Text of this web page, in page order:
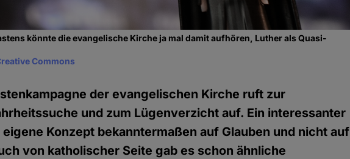
könnte die evangelische Kirche ja mal damit aufhören, Luther als Quasi-
Commons
der evangelischen Kirche ruft zur
und zum Lügenverzicht auf. Ein interessanter
Konzept bekanntermaßen auf Glauben und nicht auf
von katholischer Seite gab es schon ähnliche